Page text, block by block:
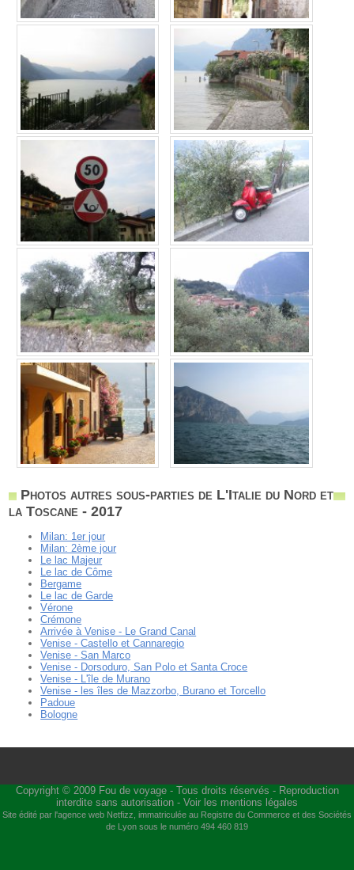
Photos autres sous-parties de L'Italie du Nord et
la Toscane - 2017
Milan: 1er jour
Milan: 2ème jour
Le lac Majeur
Le lac de Côme
Bergame
Le lac de Garde
Vérone
Crémone
Arrivée à Venise - Le Grand Canal
Venise - Castello et Cannaregio
Venise - San Marco
Venise - Dorsoduro, San Polo et Santa Croce
Venise - L'île de Murano
Venise - les îles de Mazzorbo, Burano et Torcello
Padoue
Bologne
Copyright © 2009 Fou de voyage- Tous droits réservés - Reproduction
interdite sans autorisation - Voir les mentions légales
Site édité par l'agence web Netfizz , immatriculée au Registre du Commerce et des Sociétés
de Lyon sous le numéro 494 460 819